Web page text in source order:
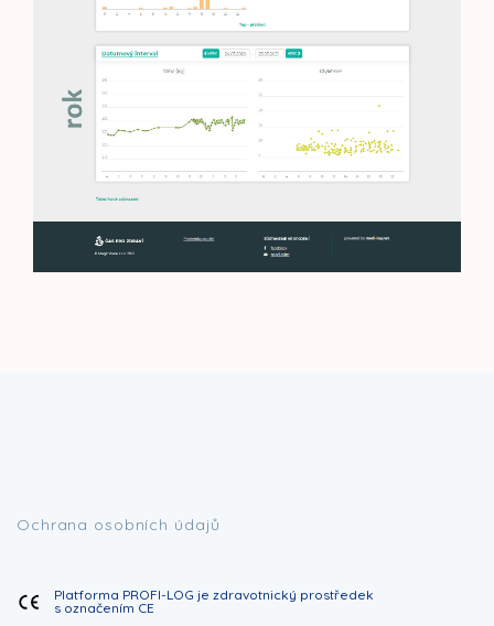
Ochrana osobních údajů
Platforma PROFI-LOG je zdravotnický prostředek
s označením CE